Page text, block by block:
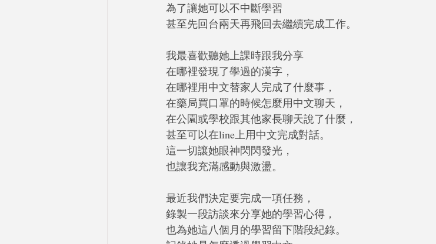
為了讓她可以不中斷學習
甚至先回台兩天再飛回去繼續完成工作。
我最喜歡聽她上課時跟我分享
在哪裡發現了學過的漢字，
在哪裡用中文替家人完成了什麼事，
在藥局買口罩的時候怎麼用中文聊天，
在公園或學校跟其他家長聊天說了什麼，
甚至可以在line上用中文完成對話。
這一切讓她眼神閃閃發光，
也讓我充滿感動與激盪。
最近我們決定要完成一項任務，
錄製一段訪談來分享她的學習心得，
也為她這八個月的學習留下階段紀錄。